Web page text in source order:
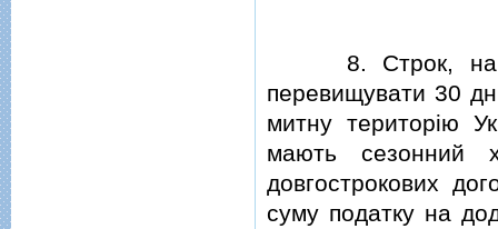
8. Строк, на
перевищувати 30
митну територiю
мають сезонний
довгострокових
суму податку на